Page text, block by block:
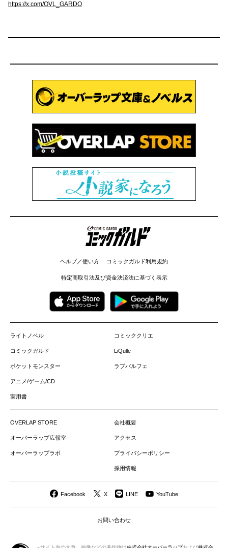
https://x.com/OVL_GARDO
コミックガルド
ヘルプ／使い方 コミックガルド利用規約
特定商取引法及び資金決済法に基づく表示
ライトノベル
コミックガルド
ポケットモンスター
アニメ/ゲーム/CD
実用書
コミッククリエ
LiQulle
ラブパルフェ
OVERLAP STORE
オーバーラップ広報室
オーバーラップラボ
会社概要
アクセス
プライバシーポリシー
採用情報
Facebook X LINE YouTube
お問い合わせ